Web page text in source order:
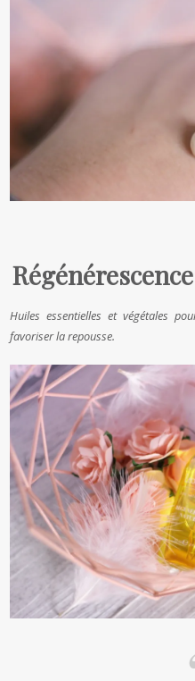
Huiles essentielles et végétales
favoriser la repousse.